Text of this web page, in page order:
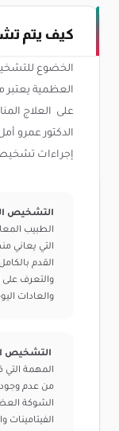
كيف يتم
الخضوع
العظمية يعتبر
على العلاج
الدكتور عمرو
إجراءات
التشخيص
الطبيب
التي يعاني
القدم
والتعرف
والعادات
التشخيص
المهمة
من عدم وجود
الشوكة